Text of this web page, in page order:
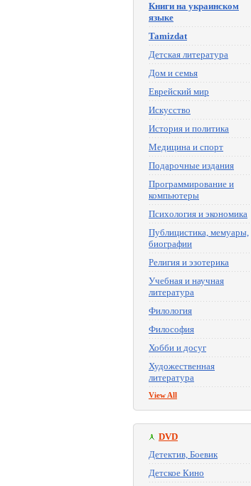
Книги на украинском
языке
Tamizdat
Детская литература
Дом и семья
Еврейский мир
Искусство
История и политика
Медицина и спорт
Подарочные издания
Программирование и
компьютеры
Психология и экономика
Публицистика, мемуары,
биографии
Религия и эзотерика
Учебная и научная
литература
Филология
Философия
Хобби и досуг
Художественная
литература
View All
DVD
Детектив, Боевик
Детское Кино